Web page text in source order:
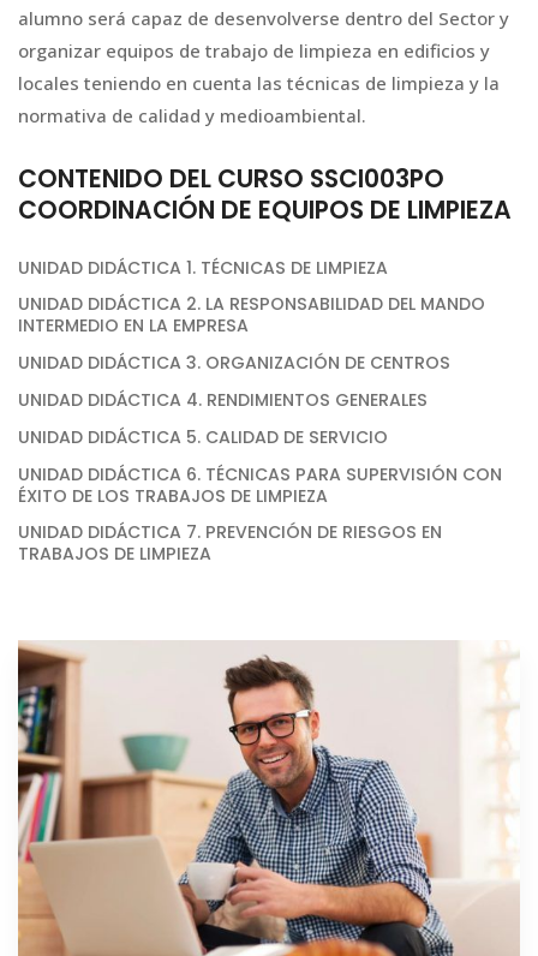
alumno será capaz de desenvolverse dentro del Sector y
organizar equipos de trabajo de limpieza en edificios y
locales teniendo en cuenta las técnicas de limpieza y la
normativa de calidad y medioambiental.
CONTENIDO DEL CURSO SSCI003PO
COORDINACIÓN DE EQUIPOS DE LIMPIEZA
UNIDAD DIDÁCTICA 1. TÉCNICAS DE LIMPIEZA
UNIDAD DIDÁCTICA 2. LA RESPONSABILIDAD DEL MANDO
INTERMEDIO EN LA EMPRESA
UNIDAD DIDÁCTICA 3. ORGANIZACIÓN DE CENTROS
UNIDAD DIDÁCTICA 4. RENDIMIENTOS GENERALES
UNIDAD DIDÁCTICA 5. CALIDAD DE SERVICIO
UNIDAD DIDÁCTICA 6. TÉCNICAS PARA SUPERVISIÓN CON
ÉXITO DE LOS TRABAJOS DE LIMPIEZA
UNIDAD DIDÁCTICA 7. PREVENCIÓN DE RIESGOS EN
TRABAJOS DE LIMPIEZA